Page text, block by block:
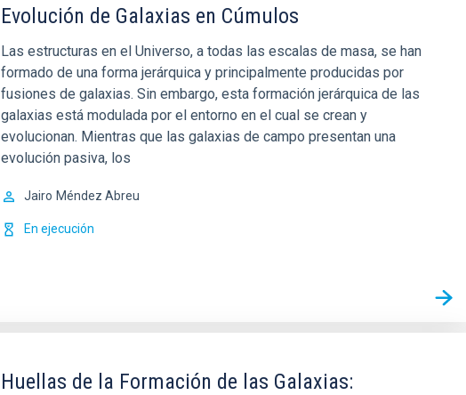
Evolución de Galaxias en Cúmulos
Las estructuras en el Universo, a todas las escalas de masa, se han
formado de una forma jerárquica y principalmente producidas por
fusiones de galaxias. Sin embargo, esta formación jerárquica de las
galaxias está modulada por el entorno en el cual se crean y
evolucionan. Mientras que las galaxias de campo presentan una
evolución pasiva, los
Jairo Méndez Abreu
En ejecución
Huellas de la Formación de las Galaxias: